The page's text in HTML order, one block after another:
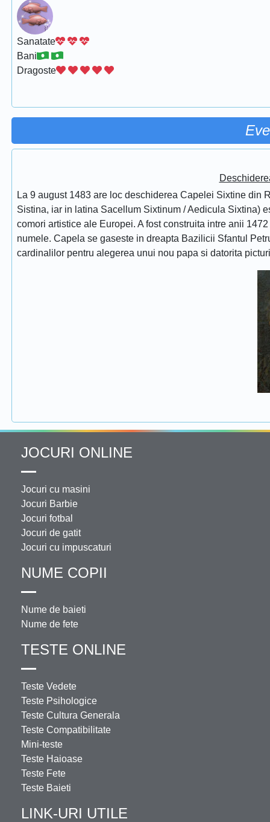
Sanatate
Bani
Dragoste
La 9 august 1483 are loc deschiderea Capelei Sixtine
Sistina, iar in latina Sacellum Sixtinum / Aedicula Sixtina)
comori artistice ale Europei. A fost construita intre anii
numele. Capela se gaseste in dreapta Bazilicii Sfantul
cardinalilor pentru alegerea unui nou papa si datorita
JOCURI ONLINE
Jocuri cu masini
Jocuri Barbie
Jocuri fotbal
Jocuri de gatit
Jocuri cu impuscaturi
NUME COPII
Nume de baieti
Nume de fete
TESTE ONLINE
Teste Vedete
Teste Psihologice
Teste Cultura Generala
Teste Compatibilitate
Mini-teste
Teste Haioase
Teste Fete
Teste Baieti
LINK-URI UTILE